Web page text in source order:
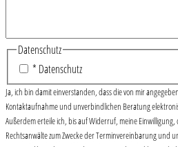
Datenschutz
* Datenschutz
Ja, ich bin damit einverstanden, dass die von mir
Kontaktaufnahme und unverbindlichen Beratung
Außerdem erteile ich, bis auf Widerruf, meine Einwilligung,
Rechtsanwälte zum Zwecke der Terminvereinbarung und